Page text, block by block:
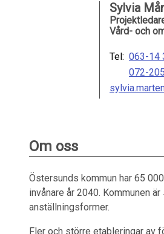
Sylvia
Vård- och
Tel: 063-14
072-
Om oss
Östersunds kommun har 65
invånare år 2040. Kommunen
anställningsformer.
Fler och större etableringar av